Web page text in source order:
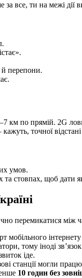
все, ти на межі дії
й перепони.
по прямій. 2G
точної
умов.
стовпах, щоб дати
перемикатися між
мобільного інтернету
тому іноді
іде.
станції могли
10 годин без